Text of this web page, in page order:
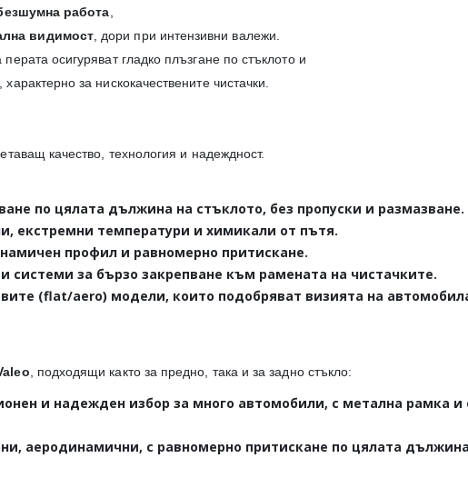
работа
видимост, дори при интензивни валежи.
осигуряват гладко плъзгане по стъклото и
за нискокачествените чистачки.
качество, технология и надеждност.
по цялата дължина на стъклото, без пропуски и размазване.
екстремни температури и химикали от пътя.
профил и равномерно притискане.
системи за бързо закрепване към рамената на чистачките.
(flat/aero) модели, които подобряват визията на
, подходящи както за предно, така и за задно стъкло:
и надежден избор за много автомобили, с метална рамка
аеродинамични, с равномерно притискане по цялата